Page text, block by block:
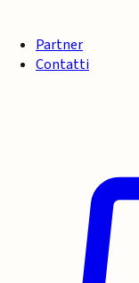
Partner
Contatti